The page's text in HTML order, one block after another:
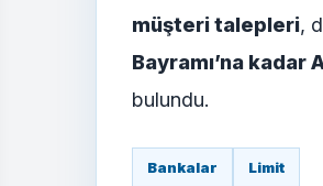
müşteri talepleri,
Bayramı’na
bulundu.
Bankalar Limit